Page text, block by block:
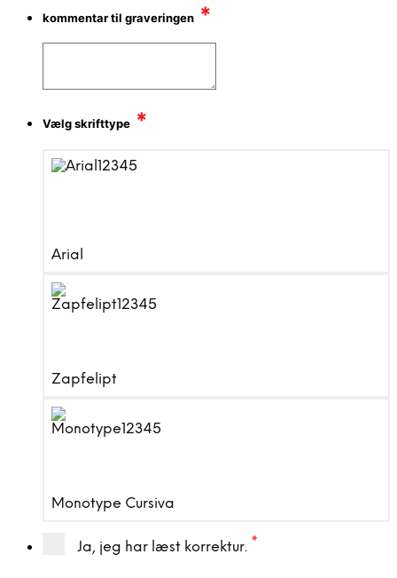
kommentar til graveringen *
Vælg skrifttype *
Arial
Zapfelipt
Monotype Cursiva
Ja, jeg har læst korrektur. *